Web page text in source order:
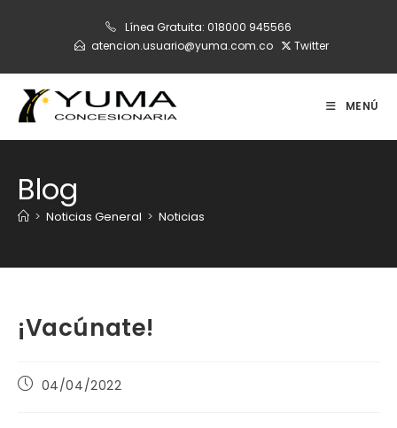
Línea Gratuita: 018000 945566
atencion.usuario@yuma.com.co
Twitter
MENÚ
Blog
> Noticias General > Noticias
¡Vacúnate!
Publicación
04/04/2022